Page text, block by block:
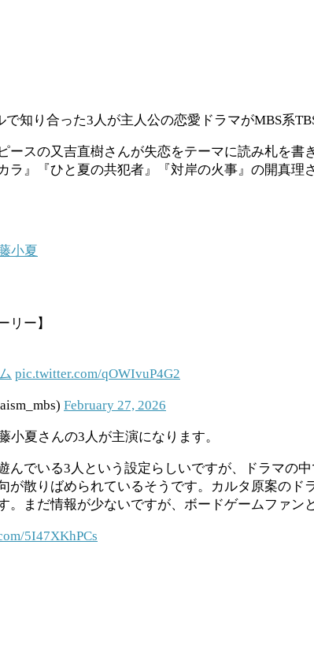
知り合った3人が主人公の恋愛ドラマがMBS系
ースの又吉直樹さんが失恋をテーマに読み札を
ラ』『ひと夏の共犯者』『対岸の火事』の開真
小夏
リー】
pic.twitter.com/qOWIvuP4G2
February 27, 2026
夏さんの3人が主演になります。
んでいる3人という設定らしいですが、ドラマの
が散りばめられているそうです。カルタ原案の
。まだ情報が少ないですが、ボードゲームファン
5I47XKhPCs